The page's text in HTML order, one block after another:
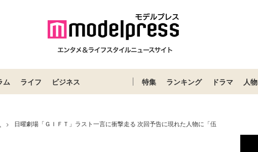
ム ライフ ビジネス 特集 ランキング ドラマ 人物
> 日曜劇場「ＧＩＦＴ」ラスト一言に衝撃走る 次回予告に現れた人物に「伍